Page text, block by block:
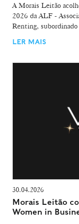
A Morais Leitão
2026 da ALF -
Renting, subordinado
LER MAIS
30.04.2026
Morais Leitão
Women in